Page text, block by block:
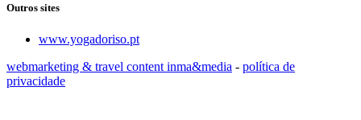
Outros sites
www.yogadoriso.pt
webmarketing & travel content inma&media - política de
privacidade